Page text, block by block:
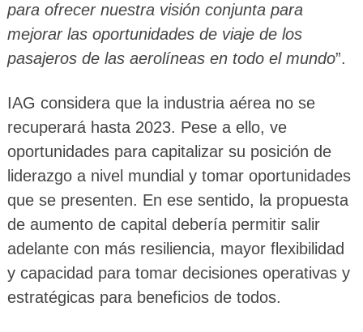
para ofrecer nuestra visión conjunta para
mejorar las oportunidades de viaje de los
pasajeros de las aerolíneas en todo el mundo”.
IAG considera que la industria aérea no se
recuperará hasta 2023. Pese a ello, ve
oportunidades para capitalizar su posición de
liderazgo a nivel mundial y tomar oportunidades
que se presenten. En ese sentido, la propuesta
de aumento de capital debería permitir salir
adelante con más resiliencia, mayor flexibilidad
y capacidad para tomar decisiones operativas y
estratégicas para beneficios de todos.